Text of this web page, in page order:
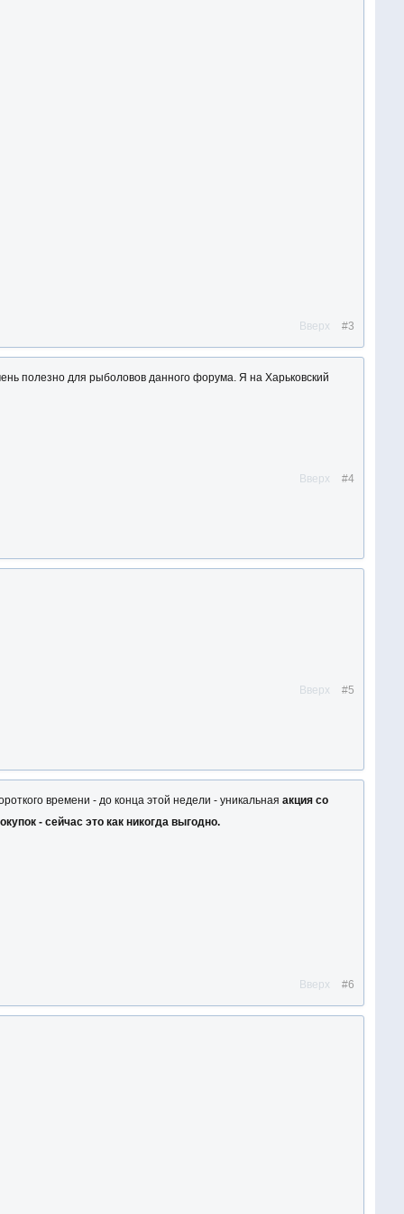
#3
Вверх
полезно для рыболовов данного форума. Я на Харьковский
#4
Вверх
#5
Вверх
времени - до конца этой недели - уникальная акция со
- сейчас это как никогда выгодно.
#6
Вверх